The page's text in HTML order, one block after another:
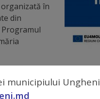
în
din
municipiului Ungheni